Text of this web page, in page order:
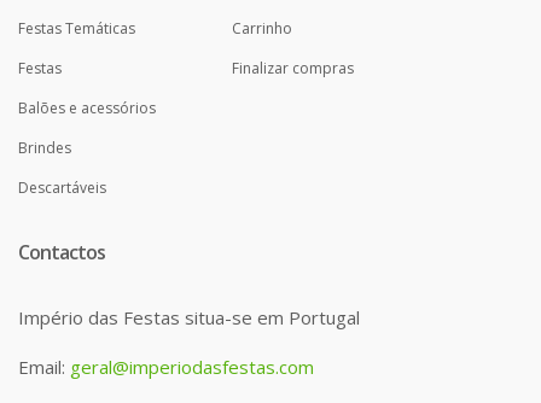
Festas Temáticas
Festas
Balões e acessórios
Brindes
Descartáveis
Carrinho
Finalizar compras
Contactos
Império das Festas situa-se em Portugal
Email: geral@imperiodasfestas.com